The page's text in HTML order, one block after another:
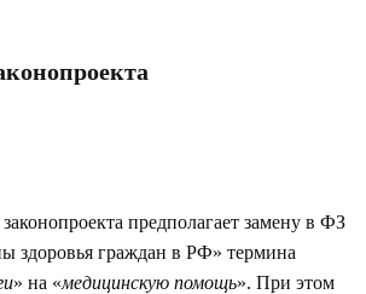
предполагает замену в ФЗ
здоровья граждан в РФ» термина
» на «медицинскую помощь». При этом